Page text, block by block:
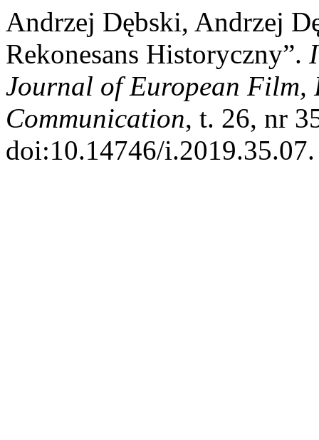
Andrzej Dębski, Andrzej
Rekonesans Historyczny”.
Journal of European Film,
Communication, t. 26, nr
doi:10.14746/i.2019.35.07.